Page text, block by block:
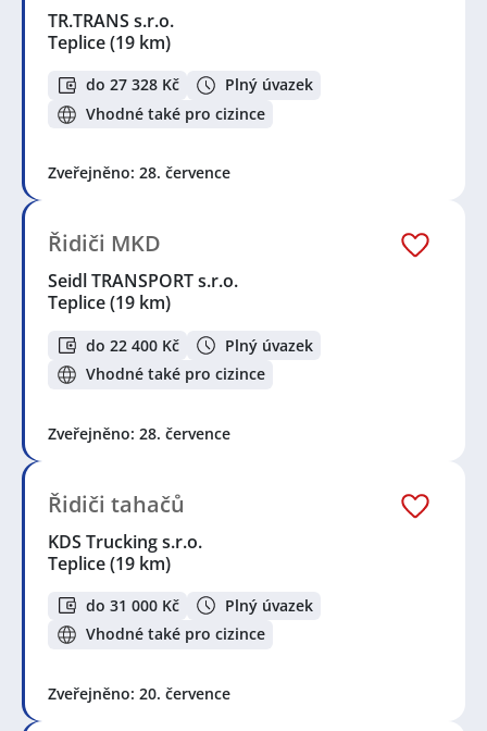
TR.TRANS s.r.o.
Teplice(19 km)
do 27 328 Kč
Plný úvazek
Vhodné také pro cizince
Zveřejněno: 28. července
Řidiči MKD
Seidl TRANSPORT s.r.o.
Teplice(19 km)
do 22 400 Kč
Plný úvazek
Vhodné také pro cizince
Zveřejněno: 28. července
Řidiči tahačů
KDS Trucking s.r.o.
Teplice(19 km)
do 31 000 Kč
Plný úvazek
Vhodné také pro cizince
Zveřejněno: 20. července